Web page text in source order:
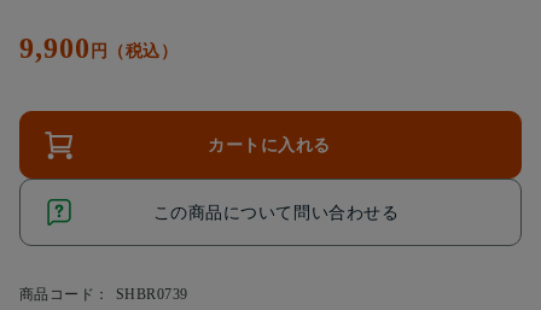
9,900 円（税込）
カートに入れる
この商品について問い合わせる
商品コード：
SHBR0739